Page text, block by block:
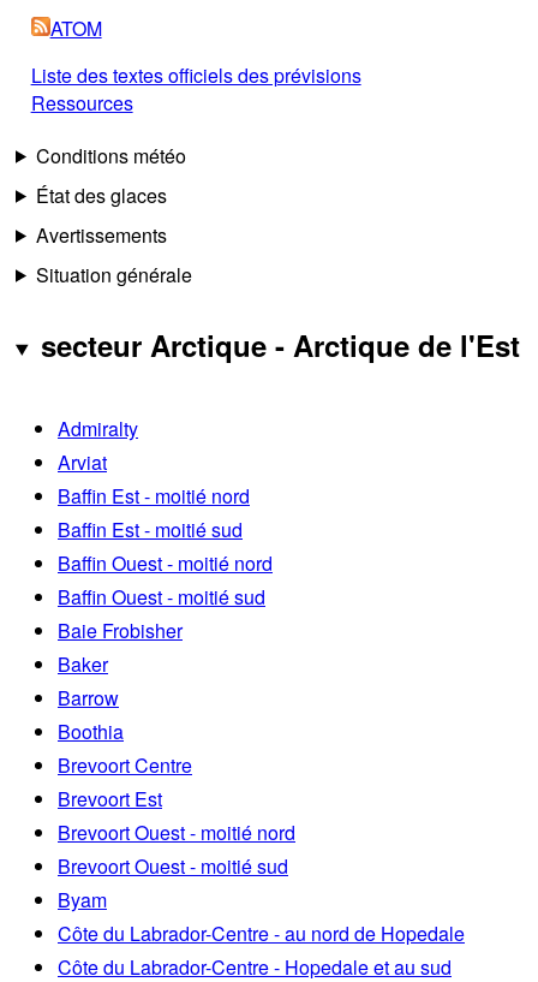
ATOM
Liste des textes officiels des prévisions
Ressources
Conditions météo
État des glaces
Avertissements
Situation générale
secteur Arctique - Arctique de l'Est
Admiralty
Arviat
Baffin Est - moitié nord
Baffin Est - moitié sud
Baffin Ouest - moitié nord
Baffin Ouest - moitié sud
Baie Frobisher
Baker
Barrow
Boothia
Brevoort Centre
Brevoort Est
Brevoort Ouest - moitié nord
Brevoort Ouest - moitié sud
Byam
Côte du Labrador-Centre - au nord de Hopedale
Côte du Labrador-Centre - Hopedale et au sud